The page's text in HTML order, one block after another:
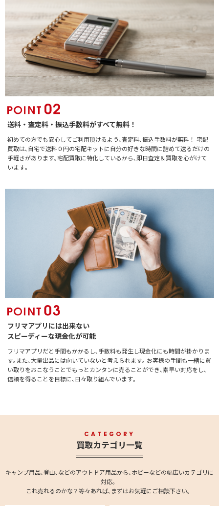
送料・査定料・振込手数料がすべて無料！
初めての方でも安心してご利用頂けるよう､査定料､振込手数料が無料！ 宅配
買取は､自宅で送料０円の宅配キットに自分の好きな時間に詰めて送るだけの
手軽さがあります｡宅配買取に特化しているから､即日査定＆買取を心がけて
います｡
フリマアプリには出来ない
スピーディーな現金化が可能
フリマアプリだと手間もかかるし､手数料も発生し現金化にも時間が掛かりま
す｡また､大量出品には向いていないと考えられます｡ お客様の手間も一緒に買
い取りをおこなうことでもっとカンタンに売ることができ､素早い対応をし､
信頼を得ることを目標に､日々取り組んでいます｡
CATEGORY
買取カテゴリ一覧
キャンプ用品､登山､などのアウトドア用品から､ホビーなどの幅広いカテゴリに
対応。
これ売れるのかな？等々あれば､まずはお気軽にご相談下さい。